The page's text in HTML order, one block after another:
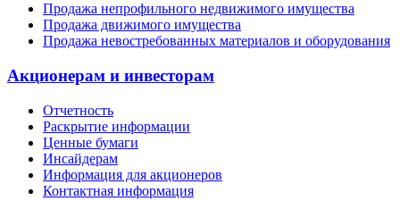
Продажа непрофильного недвижимого имущества
Продажа движимого имущества
Продажа невостребованных материалов и оборудования
Акционерам и инвесторам
Отчетность
Раскрытие информации
Ценные бумаги
Инсайдерам
Информация для акционеров
Контактная информация